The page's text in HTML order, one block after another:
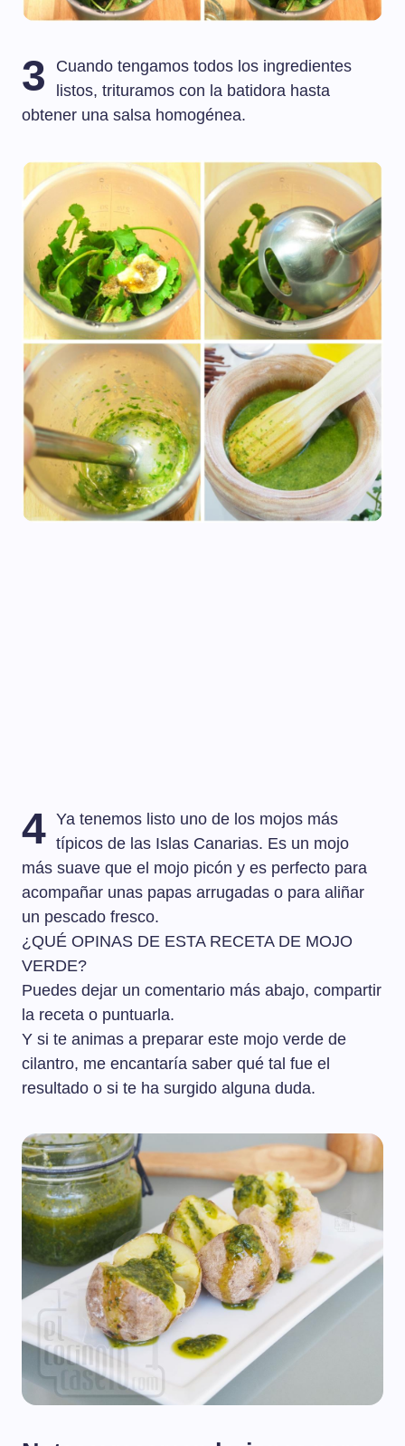
3
Cuando tengamos todos los ingredientes
listos, trituramos con la batidora hasta
obtener una salsa homogénea.
4 Ya tenemos listo uno de los mojos más
típicos de las Islas Canarias. Es un mojo
más suave que el mojo picón y es perfecto para
acompañar unas papas arrugadas o para aliñar
un pescado fresco.
¿QUÉ OPINAS DE ESTA RECETA DE MOJO
VERDE?
Puedes dejar un comentario más abajo, compartir
la receta o puntuarla.
Y si te animas a preparar este mojo verde de
cilantro, me encantaría saber qué tal fue el
resultado o si te ha surgido alguna duda.